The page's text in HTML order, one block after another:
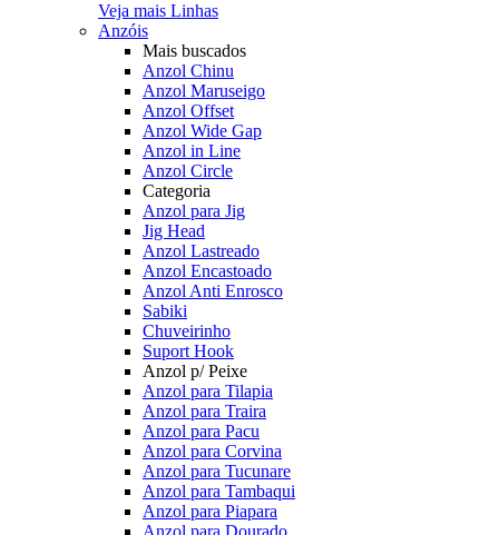
Veja mais Linhas
Anzóis
Mais buscados
Anzol Chinu
Anzol Maruseigo
Anzol Offset
Anzol Wide Gap
Anzol in Line
Anzol Circle
Categoria
Anzol para Jig
Jig Head
Anzol Lastreado
Anzol Encastoado
Anzol Anti Enrosco
Sabiki
Chuveirinho
Suport Hook
Anzol p/ Peixe
Anzol para Tilapia
Anzol para Traira
Anzol para Pacu
Anzol para Corvina
Anzol para Tucunare
Anzol para Tambaqui
Anzol para Piapara
Anzol para Dourado